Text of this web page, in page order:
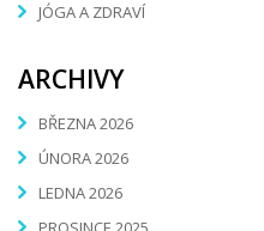
JÓGA A ZDRAVÍ
ARCHIVY
BŘEZNA 2026
ÚNORA 2026
LEDNA 2026